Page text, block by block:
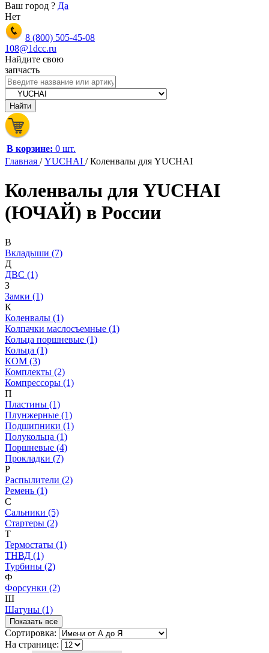
Ваш город ? Да
Нет
8 (800) 505-45-08
108@1dcc.ru
Найдите свою
запчасть
В корзине: 0 шт.
Главная /YUCHAI /Коленвалы для YUCHAI
Коленвалы для YUCHAI
(ЮЧАЙ) в России
В
Вкладыши (7)
Д
ДВС (1)
З
Замки (1)
К
Коленвалы (1)
Колпачки маслосъемные (1)
Кольца поршневые (1)
Кольца (1)
КОМ (3)
Комплекты (2)
Компрессоры (1)
П
Пластины (1)
Плунжерные (1)
Подшипники (1)
Полукольца (1)
Поршневые (4)
Прокладки (7)
Р
Распылители (2)
Ремень (1)
С
Сальники (5)
Стартеры (2)
Т
Термостаты (1)
ТНВД (1)
Турбины (2)
Ф
Форсунки (2)
Ш
Шатуны (1)
Показать все
Сортировка:
На странице: